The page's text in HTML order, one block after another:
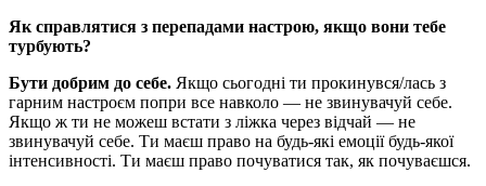
Як справлятися з перепадами настрою, якщо вони тебе
турбують?
Бути добрим до себе. Якщо сьогодні ти прокинувся/лась з
гарним настроєм попри все навколо — не звинувачуй себе.
Якщо ж ти не можеш встати з ліжка через відчай — не
звинувачуй себе. Ти маєш право на будь-які емоції будь-якої
інтенсивності. Ти маєш право почуватися так, як почуваєшся.